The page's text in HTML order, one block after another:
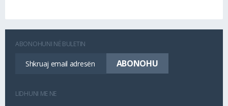
ABONOHUNI NË BULETIN
LIDHUNI ME NE